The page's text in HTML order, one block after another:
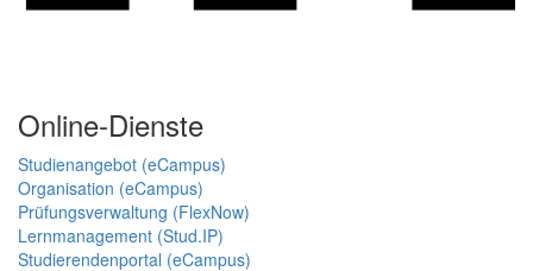
Online-Dienste
Studienangebot (eCampus)
Organisation (eCampus)
Prüfungsverwaltung (FlexNow)
Lernmanagement (Stud.IP)
Studierendenportal (eCampus)